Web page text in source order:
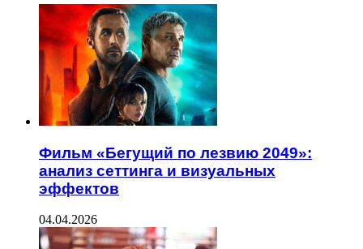
Фильм «Бегущий по лезвию 2049»:
анализ сеттинга и визуальных
эффектов
04.04.2026